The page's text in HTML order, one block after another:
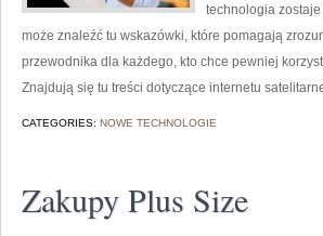
technologia
może znaleźć tu wskazówki, które pomagają
przewodnika dla każdego, kto chce pewniej
Znajdują się tu treści dotyczące internetu
CATEGORIES: NOWE TECHNOLOGIE
Zakupy Plus Size